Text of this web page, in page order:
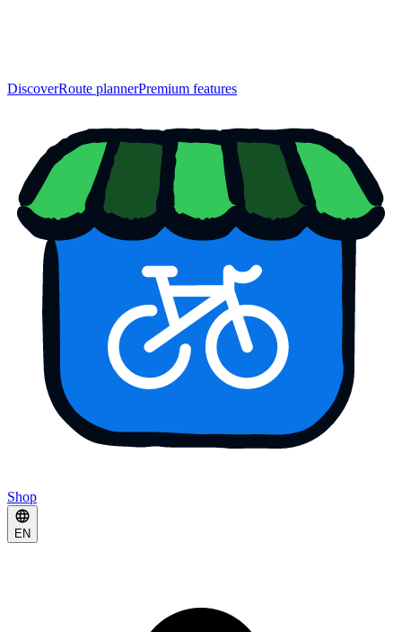
DiscoverRoute plannerPremium features
Shop
EN